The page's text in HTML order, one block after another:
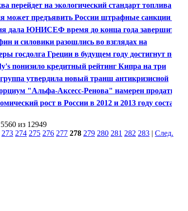
перейдет на экологический стандарт топлива
с 1 января 2013 года
может предъявить России штрафные санкции за
в передаче авианосца "Викрамадитья"
дала ЮНИСЕФ время до конца года завершить все
в РФ проекты
и силовики разошлись во взглядах на
пирамиды
госдолга Греции в будущем году достигнут почти
ВВП
понизило кредитный рейтинг Кипра на три
- с "Ba3" до "В3"
утвердила новый транш антикризисной
для Португалии в размере 4,3 млрд евро
"Альфа-Аксесс-Ренова" намерен продать
в ТНК-ВР в размере 50 процентов
рост в России в 2012 и 2013 году составит
из 12949
273 274 275 276 277 278 279 280 281 282 283 | След.